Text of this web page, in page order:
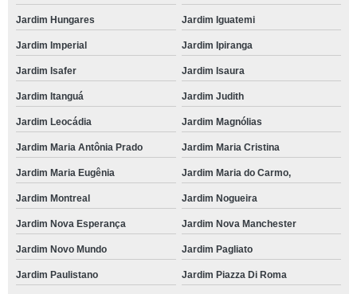
Jardim Hungares Jardim Iguatemi
Jardim Imperial Jardim Ipiranga
Jardim Isafer Jardim Isaura
Jardim Itanguá Jardim Judith
Jardim Leocádia Jardim Magnólias
Jardim Maria Antônia Prado Jardim Maria Cristina
Jardim Maria Eugênia Jardim Maria do Carmo,
Jardim Montreal Jardim Nogueira
Jardim Nova Esperança Jardim Nova Manchester
Jardim Novo Mundo Jardim Pagliato
Jardim Paulistano Jardim Piazza Di Roma